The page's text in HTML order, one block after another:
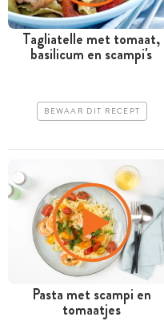
Tagliatelle met tomaat,
basilicum en scampi's
BEWAAR DIT RECEPT
Pasta met scampi en
tomaatjes